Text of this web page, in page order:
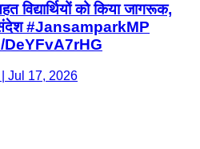
विद्यार्थियों को किया जागरूक,
संदेश #JansamparkMP
Jul 17, 2026